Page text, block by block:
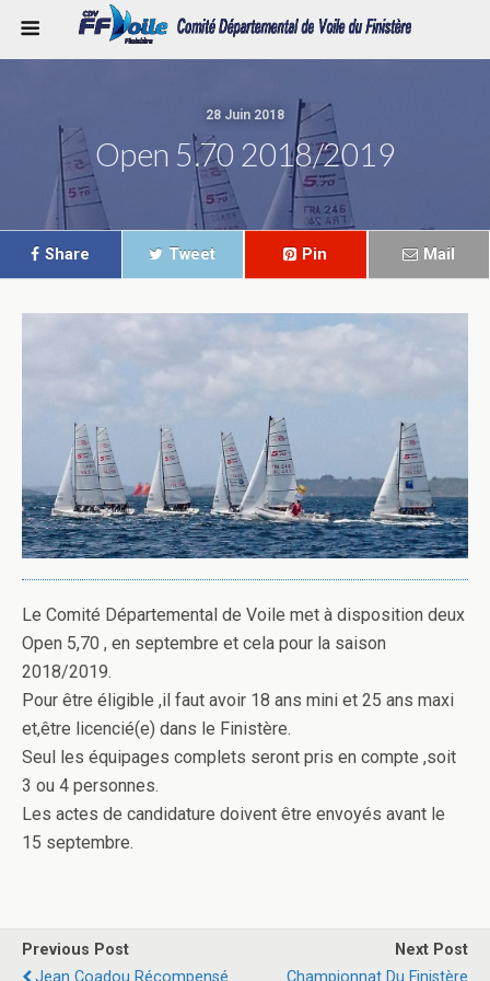
28 Juin 2018
Open 5.70 2018/2019
Share Tweet Pin Mail
Le Comité Départemental de Voile met à disposition deux
Open 5,70 , en septembre et cela pour la saison
2018/2019.
Pour être éligible ,il faut avoir 18 ans mini et 25 ans maxi
et,être licencié(e) dans le Finistère.
Seul les équipages complets seront pris en compte ,soit
3 ou 4 personnes.
Les actes de candidature doivent être envoyés avant le
15 septembre.
Previous Post
Jean Coadou Récompensé
Next Post
Championnat Du Finistère